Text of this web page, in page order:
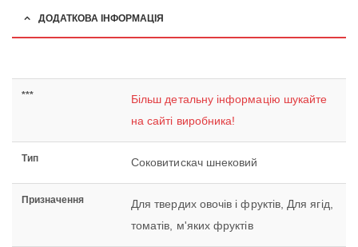
ДОДАТКОВА ІНФОРМАЦІЯ
***
Більш детальну інформацію шукайте
на сайті виробника!
Тип Соковитискач шнековий
Призначення
Для твердих овочів і фруктів, Для ягід,
томатів, м'яких фруктів